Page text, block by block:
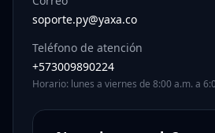
soporte.py@yaxa.co
Teléfono de atención
+573009890224
Horario: lunes a viernes de 8:00 a.m. a